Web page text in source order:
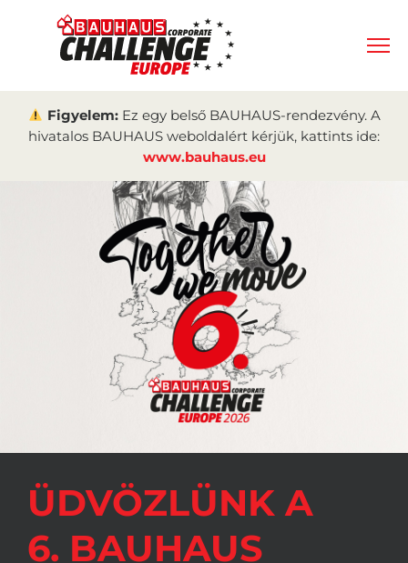
Figyelem:Ez egy belső BAUHAUS-rendezvény. A
hivatalos BAUHAUS weboldalért kérjük, kattints ide:
www.bauhaus.eu
ÜDVÖZLÜNK A
6. BAUHAUS